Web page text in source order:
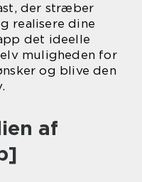
der stræber
realisere dine
det ideelle
muligheden for
og blive den
af